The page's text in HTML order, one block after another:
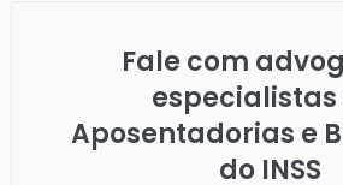
Fale com
especialistas
Aposentadorias e
do INSS